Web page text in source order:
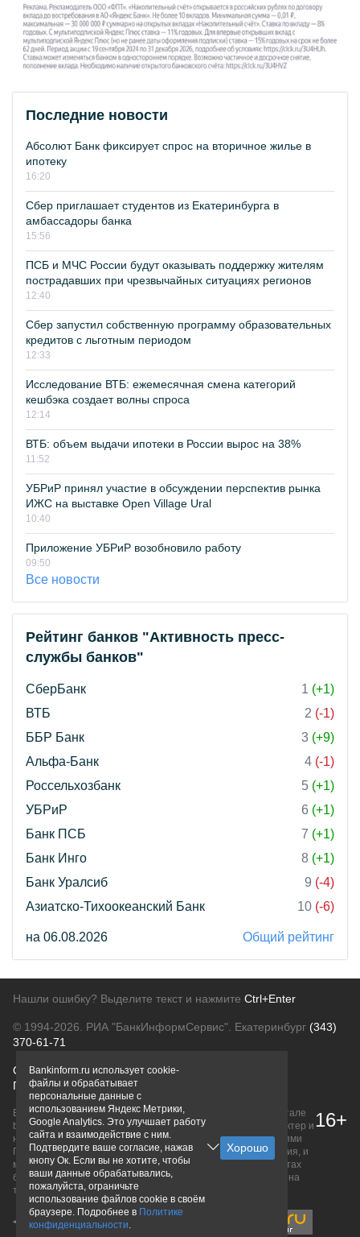
Последние новости
Абсолют Банк фиксирует спрос на вторичное жилье в
ипотеку
16:20
Сбер приглашает студентов из Екатеринбурга в
амбассадоры банка
15:56
ПСБ и МЧС России будут оказывать поддержку жителям
пострадавших при чрезвычайных ситуациях регионов
12:40
Сбер запустил собственную программу образовательных
кредитов с льготным периодом
12:33
Исследование ВТБ: ежемесячная смена категорий
кешбэка создает волны спроса
12:14
ВТБ: объем выдачи ипотеки в России вырос на 38%
11:52
УБРиР принял участие в обсуждении перспектив рынка
ИЖС на выставке Open Village Ural
10:40
Приложение УБРиР возобновило работу
09:50
Все новости
Рейтинг банков "Активность пресс-
службы банков"
СберБанк 1 (+1)
ВТБ
2 (-1)
ББР Банк
3 (+9)
Альфа-Банк
4 (-1)
Россельхозбанк
5 (+1)
УБРиР
6 (+1)
Банк ПСБ
7 (+1)
Банк Инго
8 (+1)
Банк Уралсиб
9 (-4)
Азиатско-Тихоокеанский Банк
10 (-6)
на 06.08.2026 Общий рейтинг
Нашли ошибку? Выделите текст и нажмите Ctrl+Enter
© 1994-2026. РИА "БанкИнформСервис". Екатеринбург (343)
370-61-71
О проектеПолитика конфиденциальности
Правовая информацияДля рекламодателей
Вся информация о продуктах банков, размещенная на портале
bankinform.ru, носит исключительно ознакомительный характер и
не является публичной офертой, определяемой положениями
ГК РФ. Информация не содержит точного и полного описания, и
может быть изменена. Конечные условия уточняйте на сайтах
банков или при личном обращении. Исключительное право на
товарные знаки принадлежит их правообладателям.
16+
Bankinform.ru использует cookie-
файлы и обрабатывает
персональные данные с
использованием Яндекс Метрики,
Google Analytics. Это улучшает работу
сайта и взаимодействие с ним.
Подтвердите ваше согласие, нажав
кнопу Ок. Если вы не хотите, чтобы
ваши данные обрабатывались,
пожалуйста, ограничьте
использование файлов cookie в своём
браузере. Подробнее в Политике
конфиденциальности.